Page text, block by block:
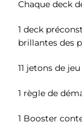
Chaque deck
1 deck
brillantes des
11 jetons de jeu
1 règle de
1 Booster